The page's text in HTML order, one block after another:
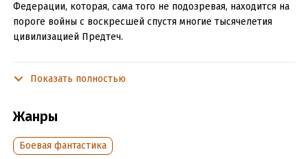
Федерации, которая, сама того не подозревая, находится на
пороге войны с воскресшей спустя многие тысячелетия
цивилизацией Предтеч.
выбором: чью сторону занять в грядущей войне? Но они
предотвратить войну. Его главная тайна в том, что он – не
человек. Он один из Предтеч, возглавивший сопротивление
расе, пожелавшей вернуть утерянное в тысячелетиях
Показать полностью
Жанры
Боевая фантастика